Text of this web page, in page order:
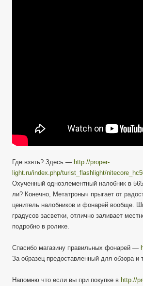
Где взять? Здесь — http://proper-
light.ru/index.php/turist_flashlight/
Охученный одноэлементный налобник в
ли? Конечно, Метатроныч прыгает от
ценитель налобников и фонарей вообще.
градусов засветки, отлично заливает
подробно в ролике.
Спасибо магазину правильных фонарей —
За образец предоставленный для обзора и
Напомню что если вы при покупке в http://